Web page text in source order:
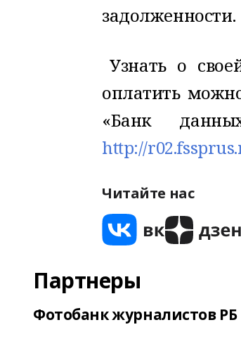
задолженности.
Узнать о
оплатить
«Банк
http://
Читайте нас
Партнеры
Фотобанк журналистов РБ